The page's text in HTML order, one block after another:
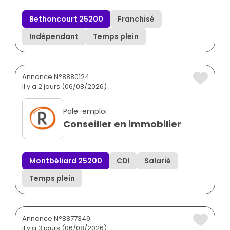
Bethoncourt 25200
Franchisé
Indépendant
Temps plein
Annonce N°8880124
il y a 2 jours (06/08/2026)
Pole-emploi
Conseiller en immobilier
Montbéliard 25200 CDI
Salarié
Temps plein
Annonce N°8877349